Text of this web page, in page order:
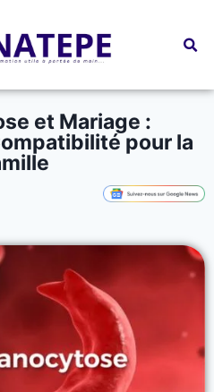
et Mariage :
pour la